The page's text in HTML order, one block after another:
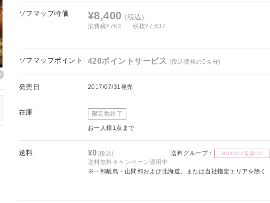
ソフマップ特価 ¥8,400 (税込)
消費税¥763 税抜¥7,637
ソフマップポイント 420ポイントサービス (税込価格の5％分)
発売日 2017/07/31発売
在庫 限定数終了
お一人様1点まで
送料 ¥0(税込) 送料グループ： BD/DVD/音楽CD
送料無料キャンペーン適用中
※一部離島・山間部および北海道、または当社指定エリアを除く